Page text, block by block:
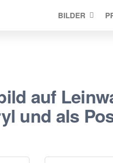
BILDER
auf
und als